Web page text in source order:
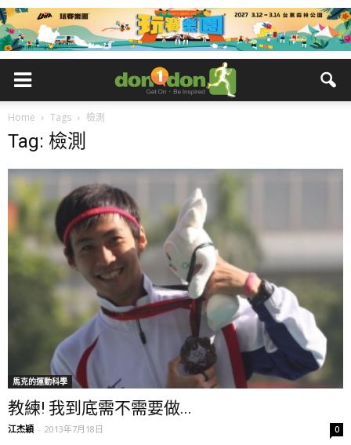
Home Tags 檢測
Tag: 檢測
馬克的運動科學
教練! 我到底需不需要做...
江杰穎 - 2013年7月18日 0